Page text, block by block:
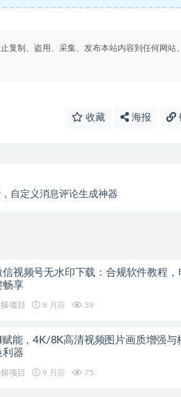
复制、盗用、采集、发布本站内容到任何网站
收藏 海报
自定义消息评论生成神器
信视频号无水印下载：合规软件教程，
畅享
项目 8 月前 39
赋能，4K/8K高清视频图片画质增强与
利器
项目 9 月前 75